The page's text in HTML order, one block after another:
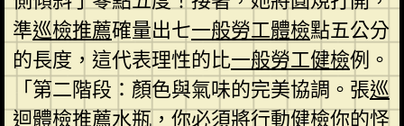
準巡檢推薦確量出七一般勞工體檢點五公分
的長度，這代表理性的比一般勞工健檢例。
「第二階段：顏色與氣味的完美協調。張巡
迴體檢推薦水瓶，你必須將行動健檢你的怪